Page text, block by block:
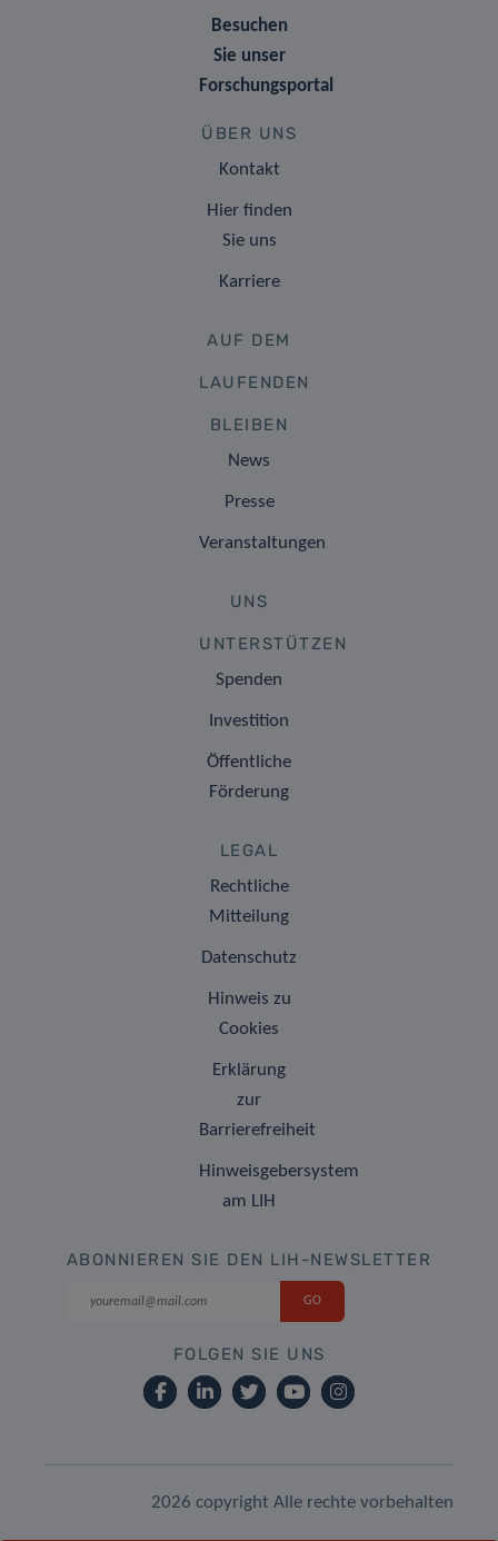
Besuchen
Sie unser
Forschungsportal
ÜBER UNS
Kontakt
Hier finden
Sie uns
Karriere
AUF DEM
LAUFENDEN
BLEIBEN
News
Presse
Veranstaltungen
UNS
UNTERSTÜTZEN
Spenden
Investition
Öffentliche
Förderung
LEGAL
Rechtliche
Mitteilung
Datenschutz
Hinweis zu
Cookies
Erklärung
zur
Barrierefreiheit
Hinweisgebersystem
am LIH
ABONNIEREN SIE DEN LIH-NEWSLETTER
FOLGEN SIE UNS
2026 copyright Alle rechte vorbehalten